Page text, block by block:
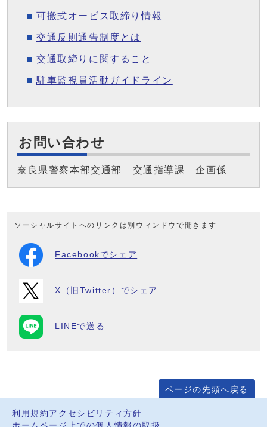
可搬式オービス取締り情報
交通反則通告制度とは
交通取締りに関すること
駐車監視員活動ガイドライン
お問い合わせ
奈良県警察本部交通部 交通指導課 企画係
ソーシャルサイトへのリンクは別ウィンドウで開きます
Facebookでシェア
X（旧Twitter）でシェア
LINEで送る
ページの先頭へ戻る
利用規約 アクセシビリティ方針